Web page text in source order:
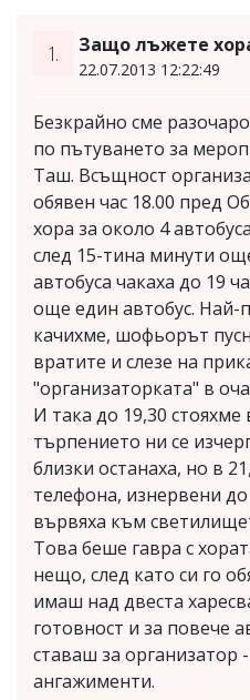
1. Защо лъжете
22.07.2013 12:22:49
Безкрайно сме
по пътуването за
Таш. Всъщност
обявен час 18.00 пред
хора за около 4
след 15-тина минути
автобуса чакаха до 19
още един автобус. Най-
качихме, шофьорът
вратите и слезе на
"организаторката" в
И така до 19,30 стояхме
търпението ни се
близки останаха, но в
телефона, изнервени
вървяха към
Това беше гавра с
нещо, след като си го
имаш над двеста
готовност и за повече
ставаш за организатор
ангажименти.